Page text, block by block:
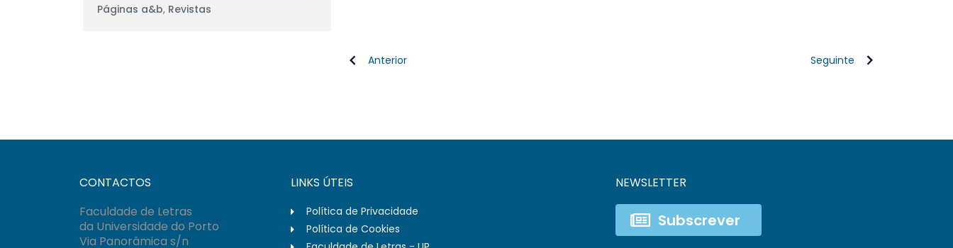
Páginas a&b, Revistas
Anterior Seguinte
CONTACTOS
Faculdade de Letras
da Universidade do Porto
Via Panorâmica s/n
LINKS ÚTEIS
Política de Privacidade
Política de Cookies
NEWSLETTER
Subscrever